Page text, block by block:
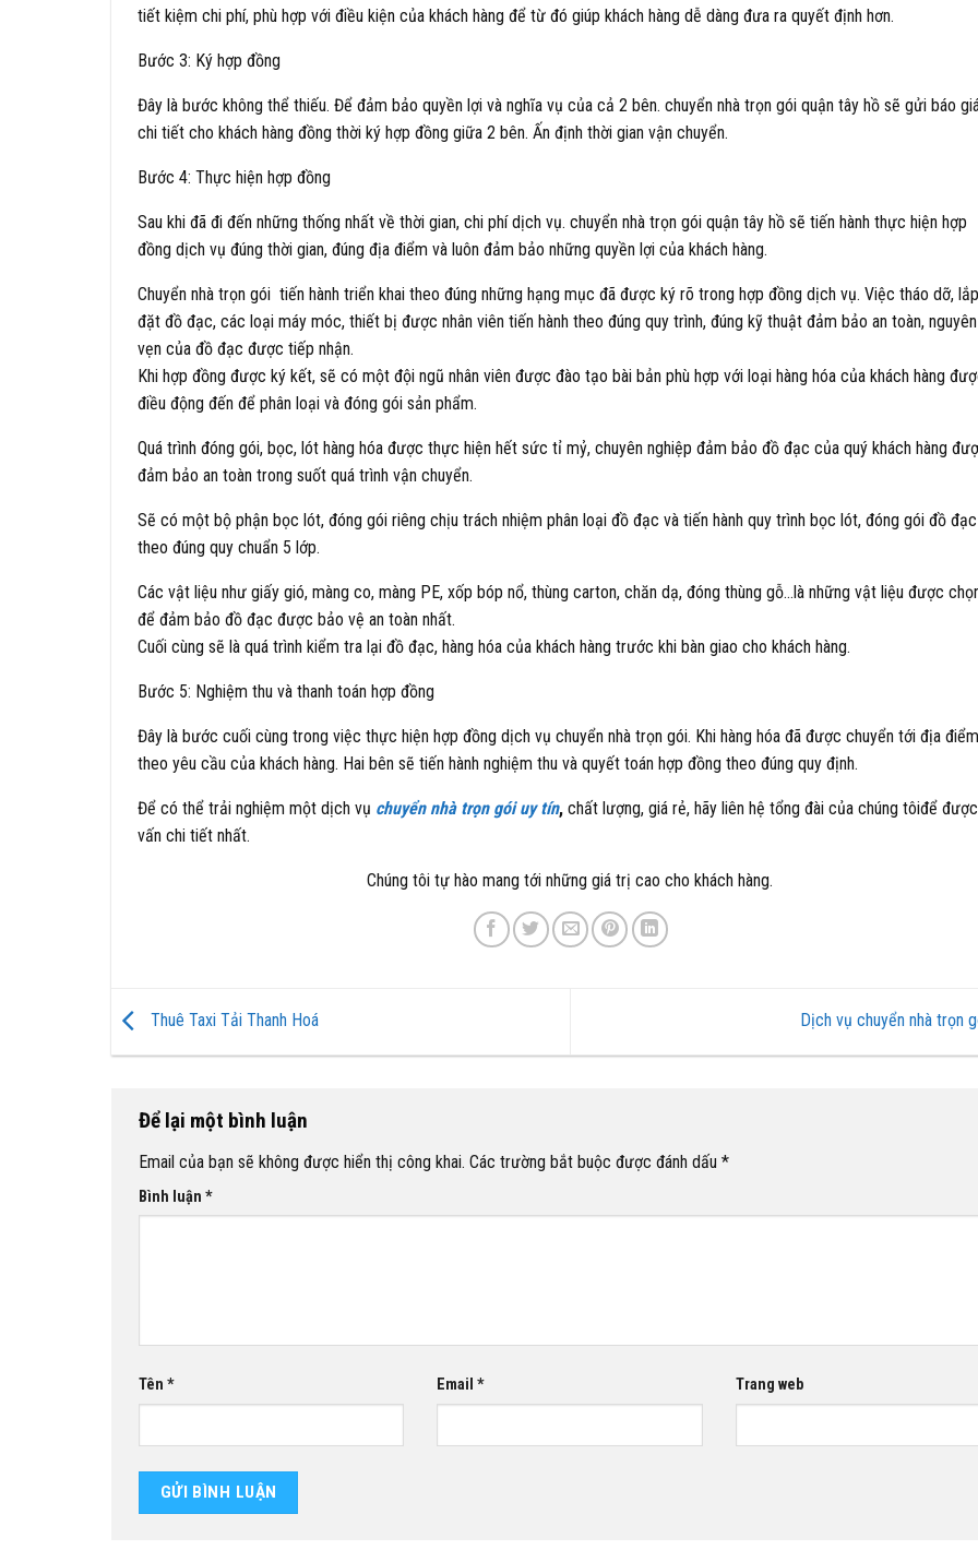
tiết kiệm chi phí, phù hợp với điều kiện của khách hàng để từ đó giúp khách hàng dễ dàng đưa ra quyết định hơn.
Bước 3: Ký hợp đồng
Đây là bước không thể thiếu. Để đảm bảo quyền lợi và nghĩa vụ của cả 2 bên. chuyển nhà trọn gói quận tây hồ sẽ gửi báo
chi tiết cho khách hàng đồng thời ký hợp đồng giữa 2 bên. Ấn định thời gian vận chuyển.
Bước 4: Thực hiện hợp đồng
Sau khi đã đi đến những thống nhất về thời gian, chi phí dịch vụ. chuyển nhà trọn gói quận tây hồ sẽ tiến hành thực hiện hợp
đồng dịch vụ đúng thời gian, đúng địa điểm và luôn đảm bảo những quyền lợi của khách hàng.
Chuyển nhà trọn gói tiến hành triển khai theo đúng những hạng mục đã được ký rõ trong hợp đồng dịch vụ. Việc tháo dỡ, lắp
đặt đồ đạc, các loại máy móc, thiết bị được nhân viên tiến hành theo đúng quy trình, đúng kỹ thuật đảm bảo an toàn, nguyên
vẹn của đồ đạc được tiếp nhận.
Khi hợp đồng được ký kết, sẽ có một đội ngũ nhân viên được đào tạo bài bản phù hợp với loại hàng hóa của khách hàng
điều động đến để phân loại và đóng gói sản phẩm.
Quá trình đóng gói, bọc, lót hàng hóa được thực hiện hết sức tỉ mỷ, chuyên nghiệp đảm bảo đồ đạc của quý khách hàng
đảm bảo an toàn trong suốt quá trình vận chuyển.
Sẽ có một bộ phận bọc lót, đóng gói riêng chịu trách nhiệm phân loại đồ đạc và tiến hành quy trình bọc lót, đóng gói đồ đạc
theo đúng quy chuẩn 5 lớp.
Các vật liệu như giấy gió, màng co, màng PE, xốp bóp nổ, thùng carton, chăn dạ, đóng thùng gỗ…là những vật liệu được
để đảm bảo đồ đạc được bảo vệ an toàn nhất.
Cuối cùng sẽ là quá trình kiểm tra lại đồ đạc, hàng hóa của khách hàng trước khi bàn giao cho khách hàng.
Bước 5: Nghiệm thu và thanh toán hợp đồng
Đây là bước cuối cùng trong việc thực hiện hợp đồng dịch vụ chuyển nhà trọn gói. Khi hàng hóa đã được chuyển tới địa điểm
theo yêu cầu của khách hàng. Hai bên sẽ tiến hành nghiệm thu và quyết toán hợp đồng theo đúng quy định.
Để có thể trải nghiệm một dịch vụ chuyển nhà trọn gói uy tín, chất lượng, giá rẻ, hãy liên hệ tổng đài của chúng tôiđể
vấn chi tiết nhất.
Chúng tôi tự hào mang tới những giá trị cao cho khách hàng.
Thuê Taxi Tải Thanh Hoá Dịch vụ chuyển nhà trọn
Để lại một bình luận
Email của bạn sẽ không được hiển thị công khai. Các trường bắt buộc được đánh dấu *
Bình luận *
Tên * Email* Trang web